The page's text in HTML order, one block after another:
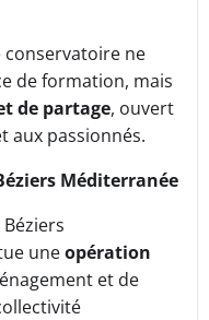
conservatoire ne
de formation, mais
de partage, ouvert
aux passionnés.
Méditerranée
uneopération
et de